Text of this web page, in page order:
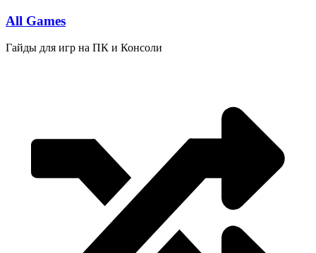
Перейти
содержимому
All Games
Гайды для игр на ПК и Консоли